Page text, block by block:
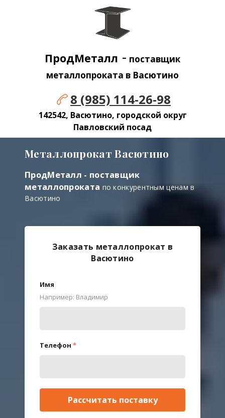
ПродМеталл - поставщик
металлопроката в Васютино
8 (985) 114-26-98
142542, Васютино, городской округ
Павловский посад
Металлопрокат Васютино
ПродМеталл - поставщик
металлопроката по конкурентным ценам в
Васютино
Заказать металлопрокат в
Васютино
Имя
Например: Владимир
Телефон *
Рассчитать поставку